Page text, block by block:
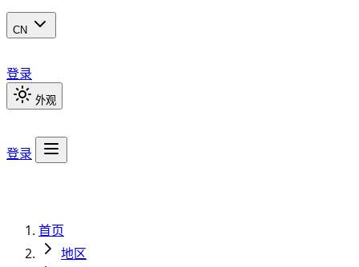
CN
登录
外观
登录
首页
地区